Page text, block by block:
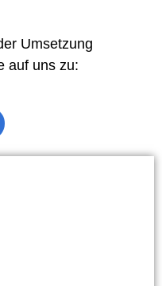
Umsetzung
auf uns zu: